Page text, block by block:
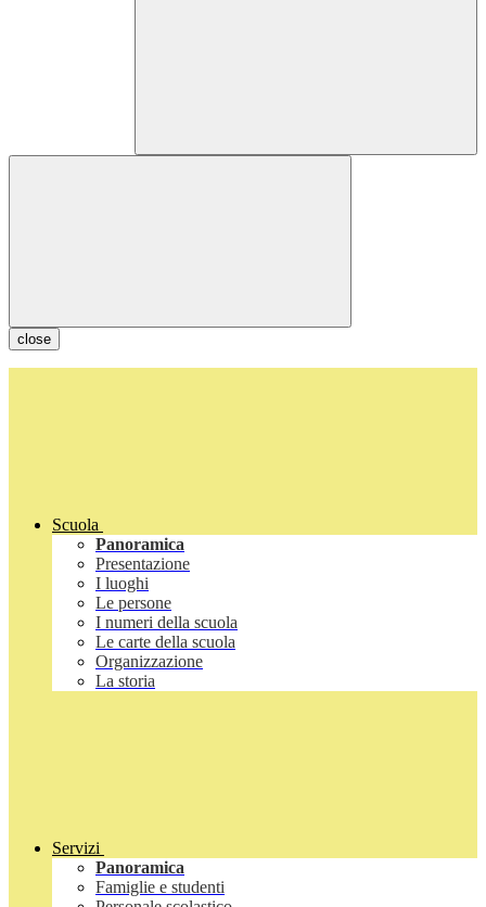
close
Scuola
Panoramica
Presentazione
I luoghi
Le persone
I numeri della scuola
Le carte della scuola
Organizzazione
La storia
Servizi
Panoramica
Famiglie e studenti